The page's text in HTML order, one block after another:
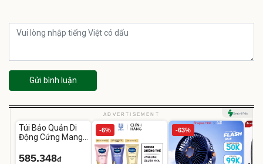
Gửi bình luận
ADVERTISEMENT
Túi Bảo Quản Di
Động Cứng Mang
Jbl Xtreme 4
585.348đ
-6% -63%